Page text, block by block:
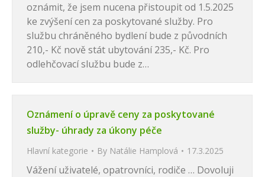
oznámit, že jsem nucena přistoupit od 1.5.2025
ke zvýšení cen za poskytované služby. Pro
službu chráněného bydlení bude z původních
210,- Kč nově stát ubytování 235,- Kč. Pro
odlehčovací službu bude z…
Oznámení o úpravě ceny za poskytované
služby- úhrady za úkony péče
Hlavní kategorie By Natálie Hamplová 17.3.2025
Vážení uživatelé, opatrovníci, rodiče … Dovoluji